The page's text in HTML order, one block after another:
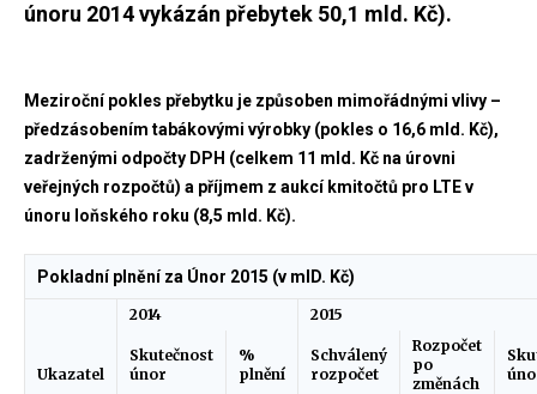
únoru 2014 vykázán přebytek 50,1 mld. Kč).
Meziroční pokles přebytku je způsoben mimořádnými vlivy –
předzásobením tabákovými výrobky (pokles o 16,6 mld. Kč),
zadrženými odpočty DPH (celkem 11 mld. Kč na úrovni
veřejných rozpočtů) a příjmem z aukcí kmitočtů pro LTE v
únoru loňského roku (8,5 mld. Kč).
Pokladní plnění za Únor 2015 (v mlD. Kč)
Ukazatel
2014 2015
Skutečnost
únor
%
plnění
Schválený
rozpočet
Rozpočet
po
změnách